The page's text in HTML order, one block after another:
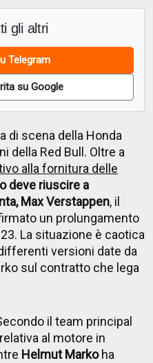
gli altri
Telegram
su Google
di scena della Honda
della Red Bull. Oltre a
alla fornitura delle
deve riuscire a
Max Verstappen, il
un prolungamento
La situazione è caotica
versioni date da
sul contratto che lega
il team principal
al motore in
Helmut Markoha